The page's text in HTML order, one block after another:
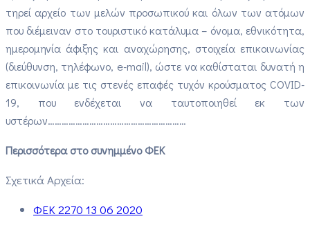
τηρεί αρχείο των μελών προσωπικού και όλων των ατόμων
που διέμειναν στο τουριστικό κατάλυμα – όνομα, εθνικότητα,
ημερομηνία άφιξης και αναχώρησης, στοιχεία επικοινωνίας
(διεύθυνση, τηλέφωνο, e-mail), ώστε να καθίσταται δυνατή η
επικοινωνία με τις στενές επαφές τυχόν κρούσματος COVID-
19, που ενδέχεται να ταυτοποιηθεί εκ των
υστέρων……………………………………………………
Περισσότερα στο συνημμένο ΦΕΚ
Σχετικά Αρχεία:
ΦΕΚ 2270 13 06 2020